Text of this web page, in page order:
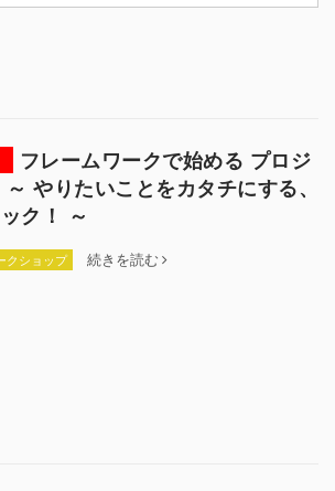
フレームワークで始める プロジ
やりたいことをカタチにする、
ク！ ～
クショップ 続きを読む